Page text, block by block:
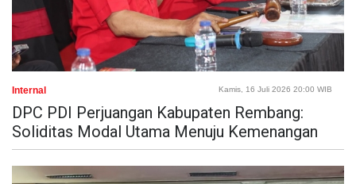
Internal Kamis, 16 Juli 2026 20:00 WIB
DPC PDI Perjuangan Kabupaten Rembang:
Soliditas Modal Utama Menuju Kemenangan